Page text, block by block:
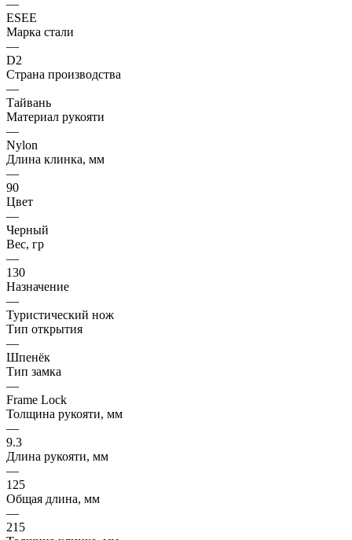
—
ESEE
Марка стали
—
D2
Страна производства
—
Тайвань
Материал рукояти
—
Nylon
Длина клинка, мм
—
90
Цвет
—
Черный
Вес, гр
—
130
Назначение
—
Туристический нож
Тип открытия
—
Шпенёк
Тип замка
—
Frame Lock
Толщина рукояти, мм
—
9.3
Длина рукояти, мм
—
125
Общая длина, мм
—
215